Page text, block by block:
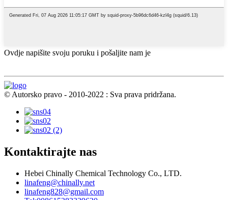
Ovdje napišite svoju poruku i pošaljite nam je
© Autorsko pravo - 2010-2022 : Sva prava pridržana.
Kontaktirajte nas
Hebei Chinally Chemical Technology Co., LTD.
linafeng@chinally.net
linafeng828@gmail.com